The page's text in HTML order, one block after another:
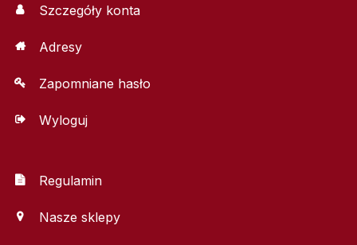
Szczegóły konta
Adresy
Zapomniane hasło
Wyloguj
Regulamin
Nasze sklepy